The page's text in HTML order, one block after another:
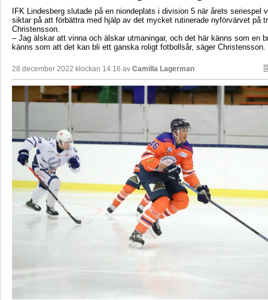
IFK Lindesberg slutade på en niondeplats i division 5 när årets seriespel
siktar på att förbättra med hjälp av det mycket rutinerade nyförvärvet på
Christensson.
– Jag älskar att vinna och älskar utmaningar, och det här känns som en
känns som att det kan bli ett ganska roligt fotbollsår, säger Christensson.
28 december 2022 klockan 14:16 av Camilla Lagerman